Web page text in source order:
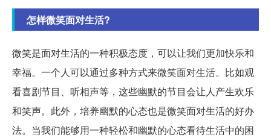
怎样微笑面对生活?
微笑是面对生活的一种积极态度，可以让我们更加快乐和
幸福。一个人可以通过多种方式来微笑面对生活。比如观
看喜剧节目、听相声等，这些幽默的节目会让人产生欢乐
和笑声。此外，培养幽默的心态也是微笑面对生活的好办
法。当我们能够用一种轻松和幽默的心态看待生活中的困